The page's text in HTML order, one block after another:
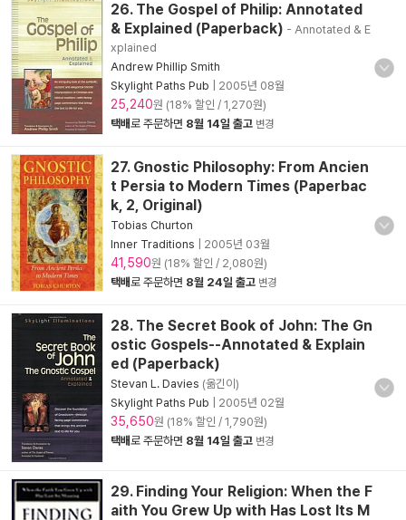
26. The Gospel of Philip: Annotated
& Explained (Paperback) - Annotated & E
xplained
Andrew Phillip Smith
Skylight Paths Pub
2005년 08월
25,240원 (18% 할인 / 1,270원)
택배로 주문하면 8월 14일 출고 변경
27. Gnostic Philosophy: From Ancien
t Persia to Modern Times (Paperbac
k, 2, Original)
Tobias Churton
Inner Traditions
2005년 03월
41,590원 (18% 할인 / 2,080원)
택배로 주문하면 8월 24일 출고 변경
28. The Secret Book of John: The Gn
ostic Gospels--Annotated & Explain
ed (Paperback)
Stevan L. Davies (옮긴이)
Skylight Paths Pub
2005년 02월
35,650원 (18% 할인 / 1,790원)
택배로 주문하면 8월 14일 출고 변경
29. Finding Your Religion: When the F
aith You Grew Up with Has Lost Its M